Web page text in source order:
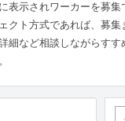
表示されワーカーを募集
クト方式であれば、募集
細など相談しながらすす